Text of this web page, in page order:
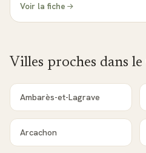
Voir la fiche
Villes proches dans le
Ambarès-et-Lagrave
Arcachon